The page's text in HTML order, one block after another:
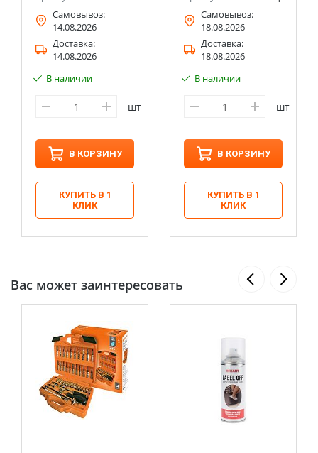
Самовывоз:
14.08.2026
Доставка:
14.08.2026
В наличии
шт
В КОРЗИНУ
КУПИТЬ В 1
КЛИК
Самовывоз:
18.08.2026
Доставка:
18.08.2026
В наличии
шт
В КОРЗИНУ
КУПИТЬ В 1
КЛИК
Вас может заинтересовать